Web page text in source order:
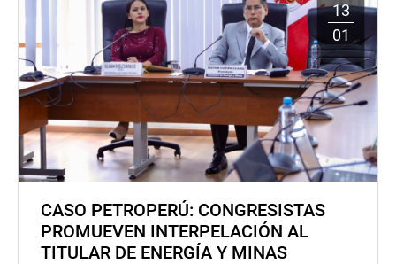
13
01
CASO PETROPERÚ: CONGRESISTAS
PROMUEVEN INTERPELACIÓN AL
TITULAR DE ENERGÍA Y MINAS